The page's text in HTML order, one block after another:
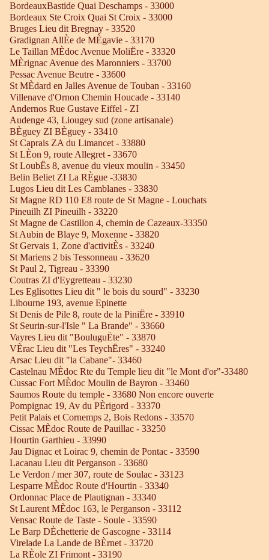
BordeauxBastide Quai Deschamps - 33000
Bordeaux Ste Croix Quai St Croix - 33000
Bruges Lieu dit Bregnay - 33520
Gradignan AllÈe de MÈgavie - 33170
Le Taillan MÈdoc Avenue MoliËre - 33320
MÈrignac Avenue des Maronniers - 33700
Pessac Avenue Beutre - 33600
St MÈdard en Jalles Avenue de Touban - 33160
Villenave d'Ornon Chemin Houcade - 33140
Andernos Rue Gustave Eiffel - ZI
Audenge 43, Liougey sud (zone artisanale)
BÈguey ZI BÈguey - 33410
St Caprais ZA du Limancet - 33880
St LÈon 9, route Allegret - 33670
St LoubËs 8, avenue du vieux moulin - 33450
Belin Beliet ZI La RÈgue -33830
Lugos Lieu dit Les Camblanes - 33830
St Magne RD 110 E8 route de St Magne - Louchats
Pineuilh ZI Pineuilh - 33220
St Magne de Castillon 4, chemin de Cazeaux-33350
St Aubin de Blaye 9, Moxenne - 33820
St Gervais 1, Zone d'activitÈs - 33240
St Mariens 2 bis Tessonneau - 33620
St Paul 2, Tigreau - 33390
Coutras ZI d'Eygretteau - 33230
Les Eglisottes Lieu dit " le bois du sourd" - 33230
Libourne 193, avenue Epinette
St Denis de Pile 8, route de la PiniËre - 33910
St Seurin-sur-l'Isle " La Brande" - 33660
Vayres Lieu dit "BouluguËte" - 33870
VÈrac Lieu dit "Les TeychËres" - 33240
Arsac Lieu dit "la Cabane"- 33460
Castelnau MÈdoc Rte du Temple lieu dit "le Mont d'or"-33480
Cussac Fort MÈdoc Moulin de Bayron - 33460
Saumos Route du temple - 33680 Non encore ouverte
Pompignac 19, Av du PÈrigord - 33370
Petit Palais et Cornemps 2, Bois Redons - 33570
Cissac MÈdoc Route de Pauillac - 33250
Hourtin Garthieu - 33990
Jau Dignac et Loirac 9, chemin de Pontac - 33590
Lacanau Lieu dit Perganson - 33680
Le Verdon / mer 307, route de Soulac - 33123
Lesparre MÈdoc Route d'Hourtin - 33340
Ordonnac Place de Plautignan - 33340
St Laurent MÈdoc 163, le Perganson - 33112
Vensac Route de Taste - Soule - 33590
Le Barp DÈchetterie de Gascogne - 33114
Virelade La Lande de BÈrnet - 33720
La RÈole ZI Frimont - 33190